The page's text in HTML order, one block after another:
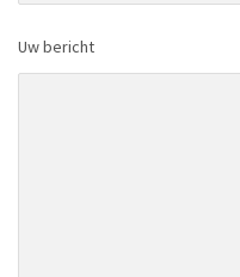
Uw bericht